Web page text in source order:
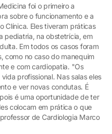
foi o primeiro a
sobre o funcionamento e a
Clínica. Eles tiveram práticas
pediatria, na obstetrícia, em
Em todos os casos foram
como no caso do manequim
e com cardiopatia. "Os
profissional. Nas salas eles
e ver novas condutas. É
é uma oportunidade de ter
colocam em prática o que
de Cardiologia Marco